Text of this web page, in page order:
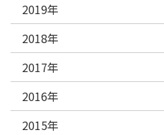
2019年
2018年
2017年
2016年
2015年